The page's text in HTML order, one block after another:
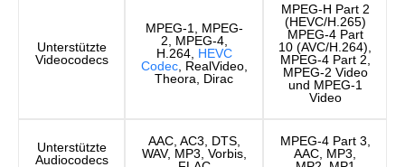
Unterstützte
Videocodecs
MPEG-1, MPEG-
2, MPEG-4,
H.264, HEVC
Codec, RealVideo,
Theora, Dirac
MPEG-H Part 2
(HEVC/H.265)
MPEG-4 Part
10 (AVC/H.264),
MPEG-4 Part 2,
MPEG-2 Video
und MPEG-1
Video
Unterstützte
Audiocodecs
AAC, AC3, DTS,
WAV, MP3, Vorbis,
MPEG-4 Part 3,
AAC, MP3,